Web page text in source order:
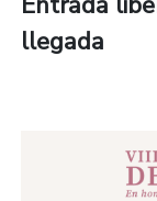
llegada